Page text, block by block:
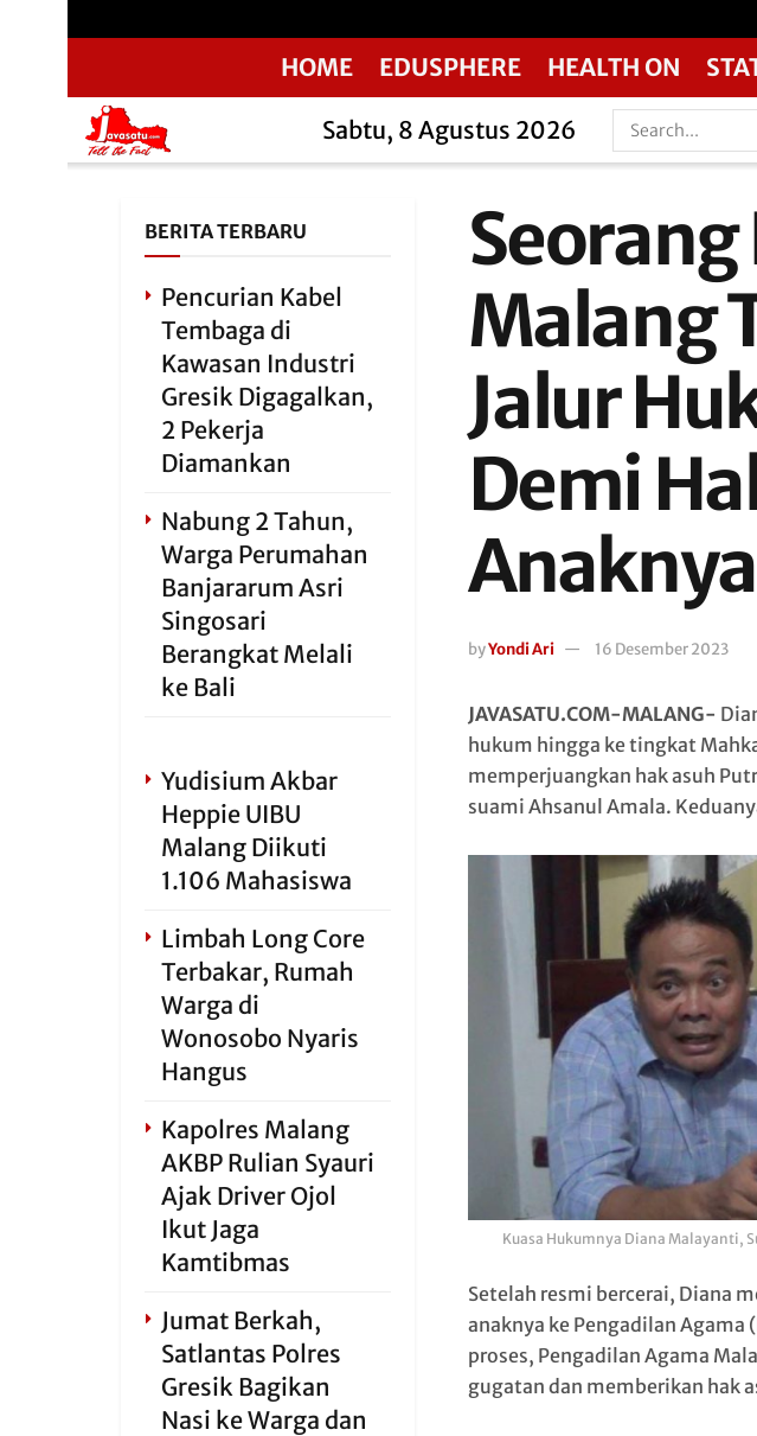
HOME EDUSPHERE HEALTH ON
Sabtu, 8 Agustus 2026
Malang
Jalur
Demi
Anaknya
byYondi Ari 16 Desember 2023
JAVASATU.COM-MALANG-
hukum hingga ke tingkat
memperjuangkan hak asuh
suami Ahsanul Amala.
Kuasa Hukumnya Diana Malayanti,
Setelah resmi bercerai, Diana
anaknya ke Pengadilan Agama
proses, Pengadilan Agama
gugatan dan memberikan hak
BERITA TERBARU
Pencurian Kabel
Tembaga di
Kawasan Industri
Gresik Digagalkan,
2 Pekerja
Diamankan
Nabung 2 Tahun,
Warga Perumahan
Banjararum Asri
Singosari
Berangkat Melali
ke Bali
Yudisium Akbar
Heppie UIBU
Malang Diikuti
1.106 Mahasiswa
Limbah Long Core
Terbakar, Rumah
Warga di
Wonosobo Nyaris
Hangus
Kapolres Malang
AKBP Rulian Syauri
Ajak Driver Ojol
Ikut Jaga
Kamtibmas
Jumat Berkah,
Satlantas Polres
Gresik Bagikan
Nasi ke Warga dan